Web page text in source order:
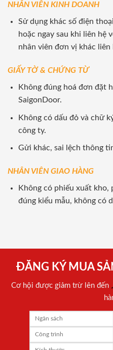
NHÂN VIÊN KINH DOANH
Sử dụng khác số điện
hoặc ngay sau khi liên hệ
nhân viên đơn vị khác liên
GIẤY TỜ & CHỨNG TỪ
Không đúng hoá đơn đặt
SaigonDoor.
Không có dấu đỏ và chữ
công ty.
Gửi khác, sai lệch thông
NHÂN VIÊN GIAO HÀNG
Không có phiếu xuất kho,
đúng kiểu mẫu, không có
ĐĂNG KÝ MUA
Cơ hội được giảm trừ lên đến